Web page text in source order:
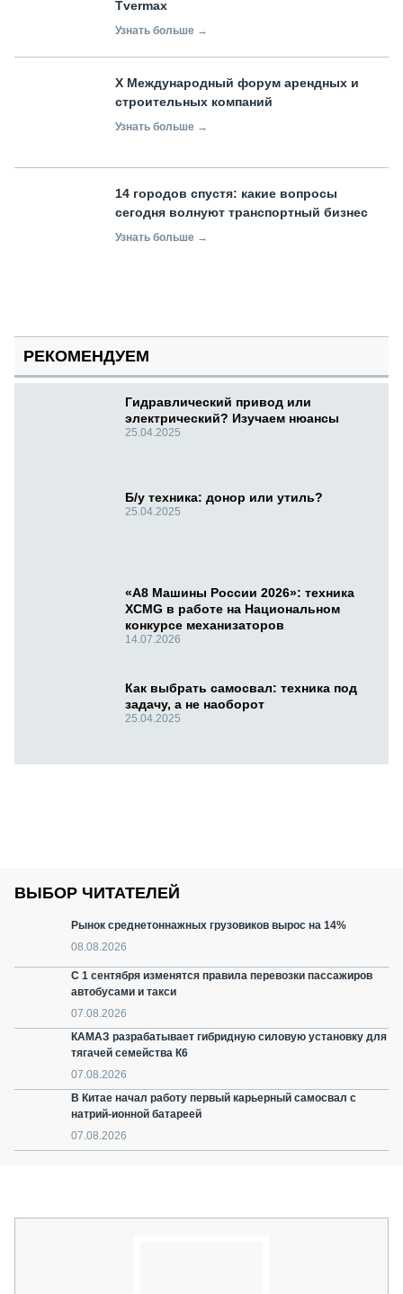
Tvermax
Узнать больше →
X Международный форум арендных и
строительных компаний
Узнать больше →
14 городов спустя: какие вопросы
сегодня волнуют транспортный бизнес
Узнать больше →
РЕКОМЕНДУЕМ
Гидравлический привод или
электрический? Изучаем нюансы
25.04.2025
Б/у техника: донор или утиль?
25.04.2025
«А8 Машины России 2026»: техника
XCMG в работе на Национальном
конкурсе механизаторов
14.07.2026
Как выбрать самосвал: техника под
задачу, а не наоборот
25.04.2025
ВЫБОР ЧИТАТЕЛЕЙ
Рынок среднетоннажных грузовиков вырос на 14%
08.08.2026
С 1 сентября изменятся правила перевозки пассажиров
автобусами и такси
07.08.2026
КАМАЗ разрабатывает гибридную силовую установку для
тягачей семейства К6
07.08.2026
В Китае начал работу первый карьерный самосвал с
натрий-ионной батареей
07.08.2026